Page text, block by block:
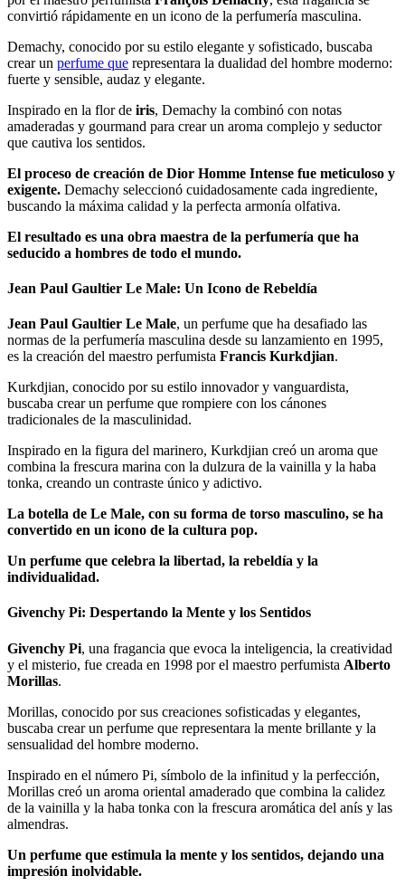
convirtió rápidamente en un icono de la perfumería masculina.
Demachy, conocido por su estilo elegante y sofisticado, buscaba
crear un perfume que representara la dualidad del hombre moderno:
fuerte y sensible, audaz y elegante.
Inspirado en la flor de iris, Demachy la combinó con notas
amaderadas y gourmand para crear un aroma complejo y seductor
que cautiva los sentidos.
El proceso de creación de Dior Homme Intense fue meticuloso y
exigente. Demachy seleccionó cuidadosamente cada ingrediente,
buscando la máxima calidad y la perfecta armonía olfativa.
El resultado es una obra maestra de la perfumería que ha
seducido a hombres de todo el mundo.
Jean Paul Gaultier Le Male: Un Icono de Rebeldía
Jean Paul Gaultier Le Male, un perfume que ha desafiado las
normas de la perfumería masculina desde su lanzamiento en 1995,
es la creación del maestro perfumista Francis Kurkdjian.
Kurkdjian, conocido por su estilo innovador y vanguardista,
buscaba crear un perfume que rompiere con los cánones
tradicionales de la masculinidad.
Inspirado en la figura del marinero, Kurkdjian creó un aroma que
combina la frescura marina con la dulzura de la vainilla y la haba
tonka, creando un contraste único y adictivo.
La botella de Le Male, con su forma de torso masculino, se ha
convertido en un icono de la cultura pop.
Un perfume que celebra la libertad, la rebeldía y la
individualidad.
Givenchy Pi: Despertando la Mente y los Sentidos
Givenchy Pi, una fragancia que evoca la inteligencia, la creatividad
y el misterio, fue creada en 1998 por el maestro perfumista Alberto
Morillas.
Morillas, conocido por sus creaciones sofisticadas y elegantes,
buscaba crear un perfume que representara la mente brillante y la
sensualidad del hombre moderno.
Inspirado en el número Pi, símbolo de la infinitud y la perfección,
Morillas creó un aroma oriental amaderado que combina la calidez
de la vainilla y la haba tonka con la frescura aromática del anís y las
almendras.
Un perfume que estimula la mente y los sentidos, dejando una
impresión inolvidable.